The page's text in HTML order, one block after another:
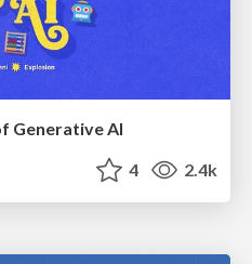
Generative AI
4 2.4k